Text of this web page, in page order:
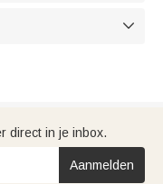

direct in je inbox.
Aanmelden